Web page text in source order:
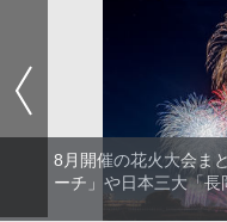
8月開催の花火大会ま
ーチ」や日本三大「長